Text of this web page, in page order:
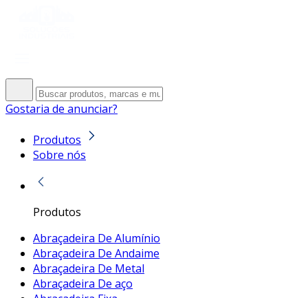
Gostaria de anunciar?
Produtos
Sobre nós
Produtos
Abraçadeira De Alumínio
Abraçadeira De Andaime
Abraçadeira De Metal
Abraçadeira De aço